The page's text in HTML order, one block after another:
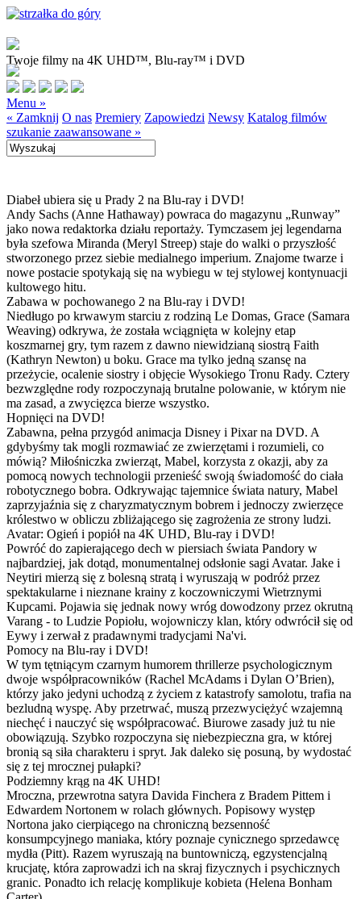
Twoje filmy na 4K UHD™, Blu-ray™ i DVD
Menu »
« Zamknij O nas Premiery Zapowiedzi Newsy Katalog filmów
szukanie zaawansowane »
Diabeł ubiera się u Prady 2 na Blu-ray i DVD!
Andy Sachs (Anne Hathaway) powraca do magazynu „Runway”
jako nowa redaktorka działu reportaży. Tymczasem jej legendarna
była szefowa Miranda (Meryl Streep) staje do walki o przyszłość
stworzonego przez siebie medialnego imperium. Znajome twarze i
nowe postacie spotykają się na wybiegu w tej stylowej kontynuacji
kultowego hitu.
Zabawa w pochowanego 2 na Blu-ray i DVD!
Niedługo po krwawym starciu z rodziną Le Domas, Grace (Samara
Weaving) odkrywa, że została wciągnięta w kolejny etap
koszmarnej gry, tym razem z dawno niewidzianą siostrą Faith
(Kathryn Newton) u boku. Grace ma tylko jedną szansę na
przeżycie, ocalenie siostry i objęcie Wysokiego Tronu Rady. Cztery
bezwzględne rody rozpoczynają brutalne polowanie, w którym nie
ma zasad, a zwycięzca bierze wszystko.
Hopnięci na DVD!
Zabawna, pełna przygód animacja Disney i Pixar na DVD. A
gdybyśmy tak mogli rozmawiać ze zwierzętami i rozumieli, co
mówią? Miłośniczka zwierząt, Mabel, korzysta z okazji, aby za
pomocą nowych technologii przenieść swoją świadomość do ciała
robotycznego bobra. Odkrywając tajemnice świata natury, Mabel
zaprzyjaźnia się z charyzmatycznym bobrem i jednoczy zwierzęce
królestwo w obliczu zbliżającego się zagrożenia ze strony ludzi.
Avatar: Ogień i popiół na 4K UHD, Blu-ray i DVD!
Powróć do zapierającego dech w piersiach świata Pandory w
najbardziej, jak dotąd, monumentalnej odsłonie sagi Avatar. Jake i
Neytiri mierzą się z bolesną stratą i wyruszają w podróż przez
spektakularne i nieznane krainy z koczowniczymi Wietrznymi
Kupcami. Pojawia się jednak nowy wróg dowodzony przez okrutną
Varang - to Ludzie Popiołu, wojowniczy klan, który odwrócił się od
Eywy i zerwał z pradawnymi tradycjami Na'vi.
Pomocy na Blu-ray i DVD!
W tym tętniącym czarnym humorem thrillerze psychologicznym
dwoje współpracowników (Rachel McAdams i Dylan O’Brien),
którzy jako jedyni uchodzą z życiem z katastrofy samolotu, trafia na
bezludną wyspę. Aby przetrwać, muszą przezwyciężyć wzajemną
niechęć i nauczyć się współpracować. Biurowe zasady już tu nie
obowiązują. Szybko rozpoczyna się niebezpieczna gra, w której
bronią są siła charakteru i spryt. Jak daleko się posuną, by wydostać
się z tej mrocznej pułapki?
Podziemny krąg na 4K UHD!
Mroczna, przewrotna satyra Davida Finchera z Bradem Pittem i
Edwardem Nortonem w rolach głównych. Popisowy występ
Nortona jako cierpiącego na chroniczną bezsenność
konsumpcyjnego maniaka, który poznaje cynicznego sprzedawcę
mydła (Pitt). Razem wyruszają na buntowniczą, egzystencjalną
krucjatę, która zaprowadzi ich na skraj fizycznych i psychicznych
granic. Ponadto ich relację komplikuje kobieta (Helena Bonham